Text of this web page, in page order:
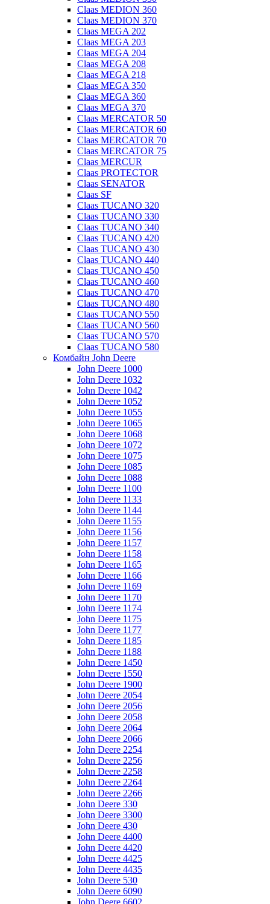
Claas MEDION 360
Claas MEDION 370
Claas MEGA 202
Claas MEGA 203
Claas MEGA 204
Claas MEGA 208
Claas MEGA 218
Claas MEGA 350
Claas MEGA 360
Claas MEGA 370
Claas MERCATOR 50
Claas MERCATOR 60
Claas MERCATOR 70
Claas MERCATOR 75
Claas MERCUR
Claas PROTECTOR
Claas SENATOR
Claas SF
Claas TUCANO 320
Claas TUCANO 330
Claas TUCANO 340
Claas TUCANO 420
Claas TUCANO 430
Claas TUCANO 440
Claas TUCANO 450
Claas TUCANO 460
Claas TUCANO 470
Claas TUCANO 480
Claas TUCANO 550
Claas TUCANO 560
Claas TUCANO 570
Claas TUCANO 580
Комбайн John Deere
John Deere 1000
John Deere 1032
John Deere 1042
John Deere 1052
John Deere 1055
John Deere 1065
John Deere 1068
John Deere 1072
John Deere 1075
John Deere 1085
John Deere 1088
John Deere 1100
John Deere 1133
John Deere 1144
John Deere 1155
John Deere 1156
John Deere 1157
John Deere 1158
John Deere 1165
John Deere 1166
John Deere 1169
John Deere 1170
John Deere 1174
John Deere 1175
John Deere 1177
John Deere 1185
John Deere 1188
John Deere 1450
John Deere 1550
John Deere 1900
John Deere 2054
John Deere 2056
John Deere 2058
John Deere 2064
John Deere 2066
John Deere 2254
John Deere 2256
John Deere 2258
John Deere 2264
John Deere 2266
John Deere 330
John Deere 3300
John Deere 430
John Deere 4400
John Deere 4420
John Deere 4425
John Deere 4435
John Deere 530
John Deere 6090
John Deere 6602